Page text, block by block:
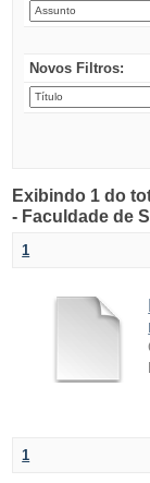
Novos Filtros:
Exibindo 1 do
- Faculdade de
1
1